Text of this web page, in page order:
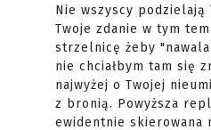
Nie wszyscy podzielają
Twoje zdanie w tym
strzelnicę żeby
nie chciałbym tam się
najwyżej o Twojej
z bronią. Powyższa
ewidentnie skierowana